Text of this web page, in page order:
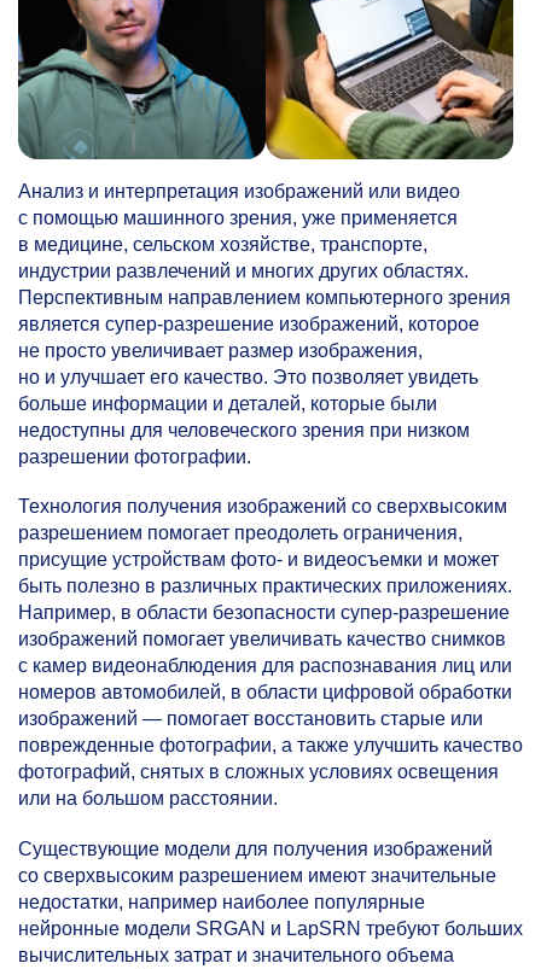
Анализ и интерпретация изображений или видео
с помощью машинного зрения, уже применяется
в медицине, сельском хозяйстве, транспорте,
индустрии развлечений и многих других областях.
Перспективным направлением компьютерного зрения
является супер-разрешение изображений, которое
не просто увеличивает размер изображения,
но и улучшает его качество. Это позволяет увидеть
больше информации и деталей, которые были
недоступны для человеческого зрения при низком
разрешении фотографии.
Технология получения изображений со сверхвысоким
разрешением помогает преодолеть ограничения,
присущие устройствам фото- и видеосъемки и может
быть полезно в различных практических приложениях.
Например, в области безопасности супер-разрешение
изображений помогает увеличивать качество снимков
с камер видеонаблюдения для распознавания лиц или
номеров автомобилей, в области цифровой обработки
изображений — помогает восстановить старые или
поврежденные фотографии, а также улучшить качество
фотографий, снятых в сложных условиях освещения
или на большом расстоянии.
Существующие модели для получения изображений
со сверхвысоким разрешением имеют значительные
недостатки, например наиболее популярные
нейронные модели SRGAN и LapSRN требуют больших
вычислительных затрат и значительного объема